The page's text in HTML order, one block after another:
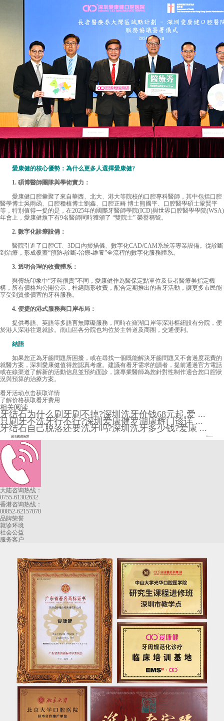
愛康健的核心優勢：為什么更多人選擇愛康健?
1. 碩博醫師團隊與學術實力：
愛康健口腔彙聚了來自華西、北大、港大等院校的口腔專科醫師，其中包括口腔
醫學博士吳雨函、口腔種植博士劉鑫、口腔正畸 博士熊國平、口腔醫學碩士鞏賢平
等，特別值得一提的是，在2025年的國際牙醫師學院(ICD)與世界口腔醫學學院(WSA)
年會上，愛康健旗下有9名醫師同時獲頒了 “雙院士” 榮譽稱號。
2. 數字化診療設備：
醫院引進了口腔CT、3D口內掃描儀、數字化CAD/CAM系統等專業設備。從診斷
到治療，形成覆蓋“預防-診斷-治療-維養”全流程的數字化服務體系。
3. 透明合理的收費體系：
與傳統印象中“牙科很貴”不同，愛康健作為醫保定點單位及長者醫療券指定機
構，所有價格均公開公示，杜絕隱形收費，配合定期推出的看牙活動，讓更多市民能
享受到質優價宜的牙科服務。
4. 便捷的港式服務與口岸布局：
提供粵語、英語等多語言無障礙服務，同時在羅湖口岸等深港樞紐設有分院，便
於港人深港往返就診。南山區各分院也均位於主幹道及商圈，交通便利。
結語
如果您正為牙齒問題所困擾，或在尋找一個既能解決牙齒問題又不會過度花費的
就醫方案，深圳愛康健值得您認真考慮。建議有看牙需求的讀者，提前通過官方電話
或在線渠道了解新的活動信息並預約面診，讓專業醫師為您針對性制作適合您口腔狀
況與預算的治療方案。
看牙活动点击获取详情
了解价格获取看牙费用
相关阅读
牙结石为什么刷牙刷不掉?深圳洗牙价钱68元起,爱 ...
只刷牙不洗牙行不行?深圳爱康健罗湖康辉门诊详 ...
牙结石自己脱落还要洗牙吗?深圳洗牙多少钱?爱康 ...
相关医师推荐 More+
大陆咨询热线：
0755-61302632
香港咨询热线：
00852-62157070
品牌荣誉
就诊环境
社会公益
服务客户